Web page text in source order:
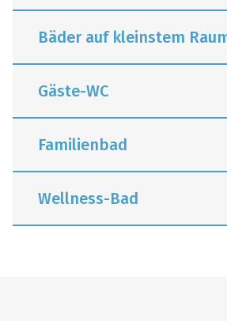
Bäder auf kleinstem
Gäste-WC
Familienbad
Wellness-Bad